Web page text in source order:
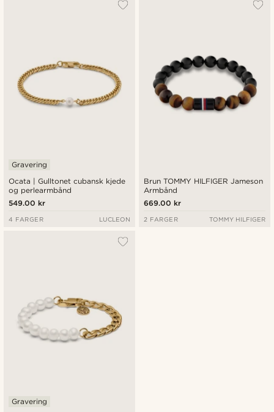
Ocata | Gulltonet cubansk kjede
og perlearmbånd
Gravering
549.00 kr
4 FARGER LUCLEON
Brun TOMMY HILFIGER Jameson
Armbånd
669.00 kr
2 FARGER TOMMY HILFIGER
Gravering